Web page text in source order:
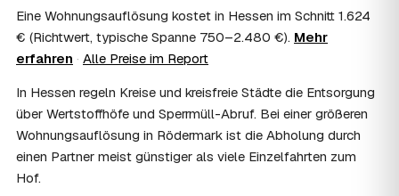
09
Muss ich bei der Wohnungsauflösung anwesend
Nicht zwingend. Viele Auflösungen in Rödermark laufen
nach Schlüsselübergabe ohne Sie ab — praktisch, wenn
Sie weiter entfernt wohnen. Sie können aber jederzeit
dabei sein, etwa um Wertsachen oder persönliche
Unterlagen vorab zu sichern.
10 Bekomme ich einen Entsorgungsnachweis?
Ja. Auf Wunsch erhalten Sie einen Entsorgungsnachweis
über die fachgerechte Verwertung — wichtig als Beleg
Eine Wohnungsauflösung kostet in Hessen im Schnitt 1.624
€ (Richtwert, typische Spanne 750–2.480 €). Mehr
erfahren · Alle Preise im Report
In Hessen regeln Kreise und kreisfreie Städte die Entsorgung
über Wertstoffhöfe und Sperrmüll-Abruf. Bei einer größeren
Wohnungsauflösung in Rödermark ist die Abholung durch
einen Partner meist günstiger als viele Einzelfahrten zum
Hof.